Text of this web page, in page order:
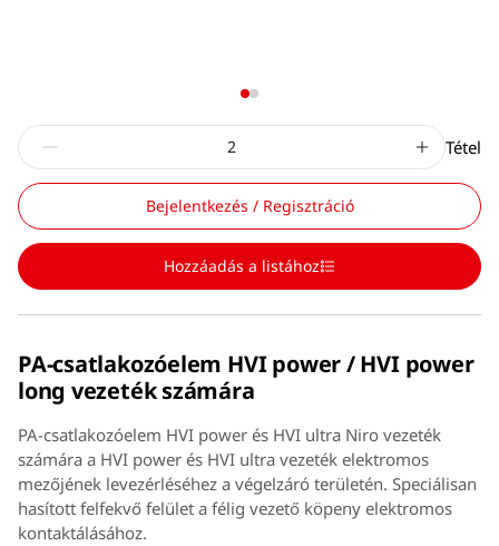
Tétel
Bejelentkezés / Regisztráció
Hozzáadás a listához
PA-csatlakozóelem HVI power / HVI power
long vezeték számára
PA-csatlakozóelem HVI power és HVI ultra Niro vezeték
számára a HVI power és HVI ultra vezeték elektromos
mezőjének levezérléséhez a végelzáró területén. Speciálisan
hasított felfekvő felület a félig vezető köpeny elektromos
kontaktálásához.